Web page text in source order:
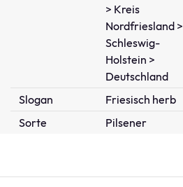
> Kreis
Nordfriesland >
Schleswig-
Holstein >
Deutschland
Slogan
Friesisch herb
Sorte
Pilsener